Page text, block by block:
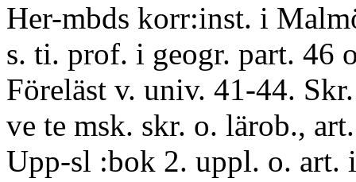
Her-mbds korr:inst. i
s. ti. prof. i geogr. part. 46
Föreläst v. univ. 41-44.
ve te msk. skr. o. lärob.,
Upp-sl :bok 2. uppl. o. art.